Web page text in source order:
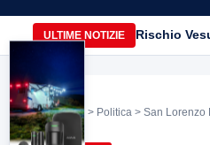
ULTIME NOTIZIE Rischio
Home > Politica > San Lorenzo